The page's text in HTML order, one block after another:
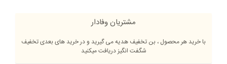
مشتریان وفادار
با خرید هر محصول ، بن تخفیف هدیه می گیرید و در خرید های بعدی تخفیف
شگفت انگیز دریافت میکنید